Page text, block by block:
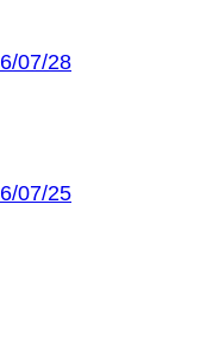
07/28
07/25